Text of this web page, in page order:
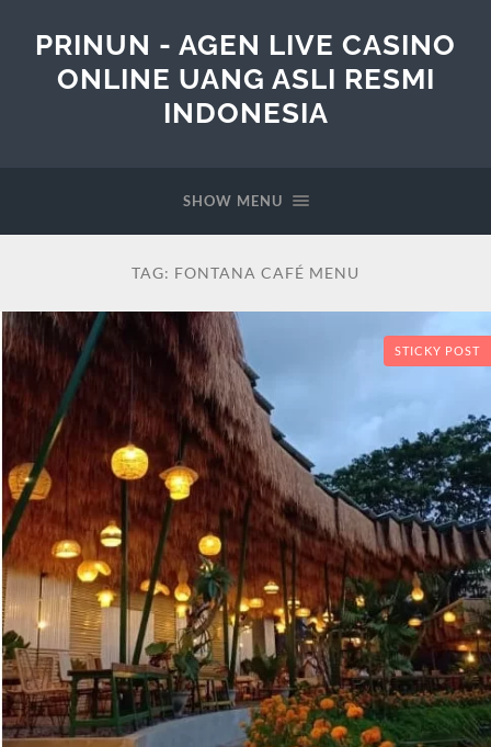
PRINUN - AGEN LIVE CASINO
ONLINE UANG ASLI RESMI
INDONESIA
SHOW MENU
TAG: FONTANA CAFÉ MENU
STICKY POST